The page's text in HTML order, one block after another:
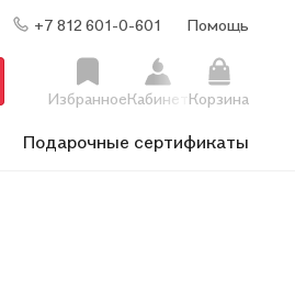
+7 812 601-0-601 Помощь
ИзбранноеКабинет Корзина
Подарочные сертификаты